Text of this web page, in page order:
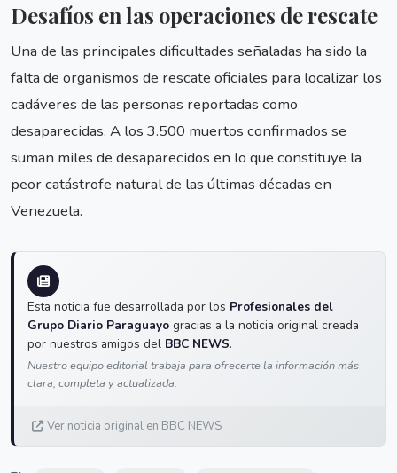
Desafíos en las operaciones de rescate
Una de las principales dificultades señaladas ha sido la
falta de organismos de rescate oficiales para localizar los
cadáveres de las personas reportadas como
desaparecidas. A los 3.500 muertos confirmados se
suman miles de desaparecidos en lo que constituye la
peor catástrofe natural de las últimas décadas en
Venezuela.
Esta noticia fue desarrollada por los Profesionales del
Grupo Diario Paraguayo gracias a la noticia original creada
por nuestros amigos del BBC NEWS.
Nuestro equipo editorial trabaja para ofrecerte la información más
clara, completa y actualizada.
Ver noticia original en BBC NEWS